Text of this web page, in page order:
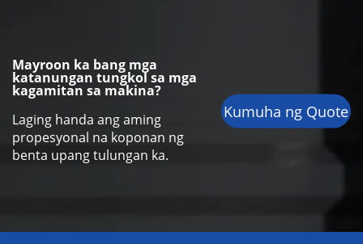
Mayroon ka bang mga
katanungan tungkol sa mga
kagamitan sa makina?
Laging handa ang aming
propesyonal na koponan ng
benta upang tulungan ka.
Kumuha ng Quote